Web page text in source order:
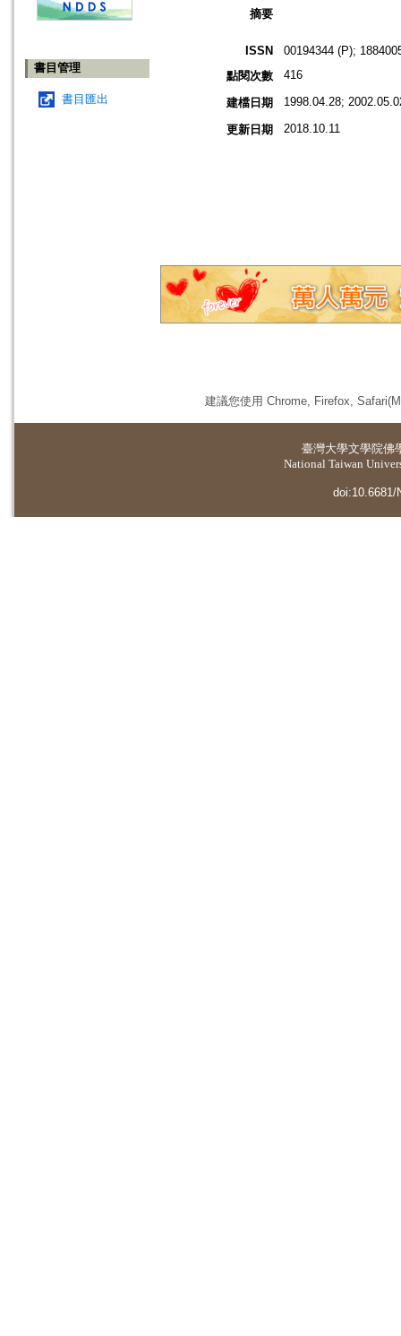
書目管理
書目匯出
摘要
ISSN
00194344 (P);
點閱次數
416
建檔日期 1998.04.28;
更新日期 2018.10.11
建議您使用 Chrome, Firefox,
臺灣大學文學院佛
National Taiwan
doi:10.6681/